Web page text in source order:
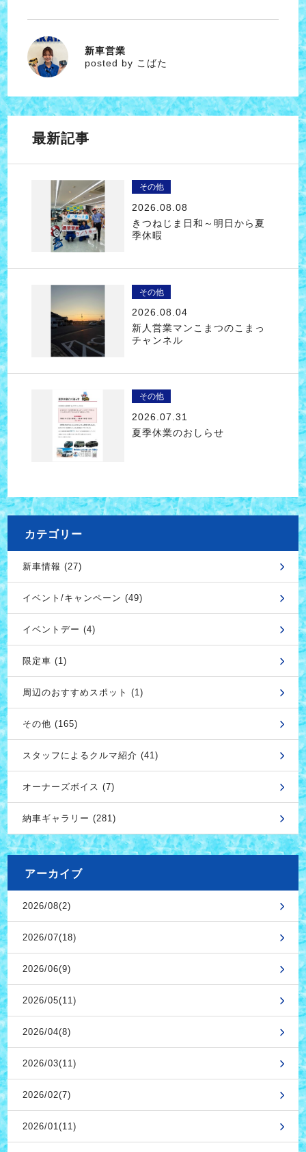
こばた
新車営業
posted by こばた
最新記事
その他
2026.08.08
きつねじま日和～明日から夏
季休暇
その他
2026.08.04
新人営業マンこまつのこまっ
チャンネル
その他
2026.07.31
夏季休業のおしらせ
カテゴリー
新車情報 (27)
イベント/キャンペーン (49)
イベントデー (4)
限定車 (1)
周辺のおすすめスポット (1)
その他 (165)
スタッフによるクルマ紹介 (41)
オーナーズボイス (7)
納車ギャラリー (281)
アーカイブ
2026/08(2)
2026/07(18)
2026/06(9)
2026/05(11)
2026/04(8)
2026/03(11)
2026/02(7)
2026/01(11)